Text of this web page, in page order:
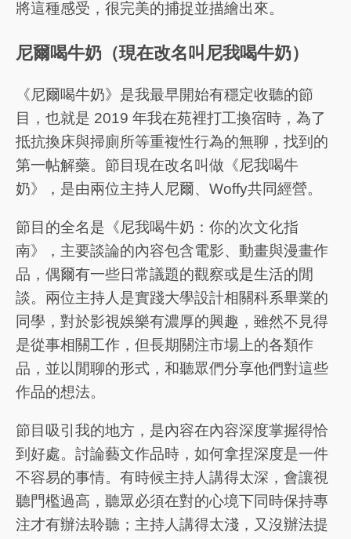
將這種感受，很完美的捕捉並描繪出來。
尼爾喝牛奶（現在改名叫尼我喝牛奶）
《尼爾喝牛奶》是我最早開始有穩定收聽的節
目，也就是 2019 年我在苑裡打工換宿時，為了
抵抗換床與掃廁所等重複性行為的無聊，找到的
第一帖解藥。節目現在改名叫做《尼我喝牛
奶》，是由兩位主持人尼爾、Woffy共同經營。
節目的全名是《尼我喝牛奶：你的次文化指
南》，主要談論的內容包含電影、動畫與漫畫作
品，偶爾有一些日常議題的觀察或是生活的閒
談。兩位主持人是實踐大學設計相關科系畢業的
同學，對於影視娛樂有濃厚的興趣，雖然不見得
是從事相關工作，但長期關注市場上的各類作
品，並以閒聊的形式，和聽眾們分享他們對這些
作品的想法。
節目吸引我的地方，是內容在內容深度掌握得恰
到好處。討論藝文作品時，如何拿捏深度是一件
不容易的事情。有時候主持人講得太深，會讓視
聽門檻過高，聽眾必須在對的心境下同時保持專
注才有辦法聆聽；主持人講得太淺，又沒辦法提